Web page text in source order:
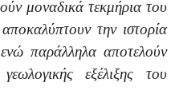
μοναδικά τεκμήρια του
την ιστορία
παράλληλα αποτελούν
εξέλιξης του